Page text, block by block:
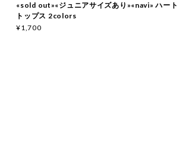
«sold out»«ジュニアサイズあり»«navi» ハート
トップス 2colors
¥1,700